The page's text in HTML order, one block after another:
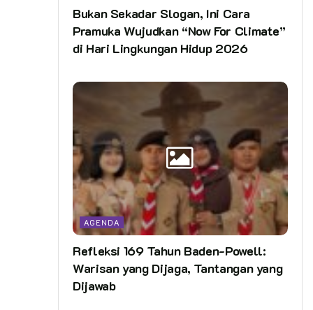
Bukan Sekadar Slogan, Ini Cara
Pramuka Wujudkan “Now For Climate”
di Hari Lingkungan Hidup 2026
AGENDA
Refleksi 169 Tahun Baden-Powell:
Warisan yang Dijaga, Tantangan yang
Dijawab